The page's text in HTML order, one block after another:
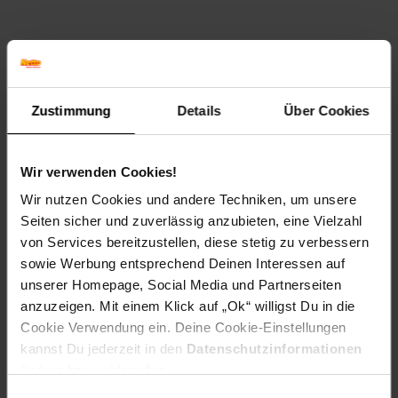
Zustimmung Details Über Cookies
Wir verwenden Cookies!
Wir nutzen Cookies und andere Techniken, um unsere
Seiten sicher und zuverlässig anzubieten, eine Vielzahl
von Services bereitzustellen, diese stetig zu verbessern
sowie Werbung entsprechend Deinen Interessen auf
unserer Homepage, Social Media und Partnerseiten
anzuzeigen. Mit einem Klick auf „Ok“ willigst Du in die
Cookie Verwendung ein. Deine Cookie-Einstellungen
kannst Du jederzeit in den Datenschutzinformationen
Versandinformationen
Fußzeile
Weitere Online-Angebote
Netto Reisen TV-Shop Weinwelt